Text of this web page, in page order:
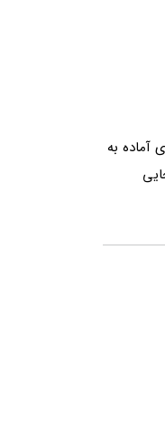
آماده به